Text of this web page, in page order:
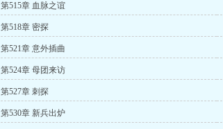
第515章 血脉之谊
第518章 密探
第521章 意外插曲
第524章 母团来访
第527章 刺探
第530章 新兵出炉